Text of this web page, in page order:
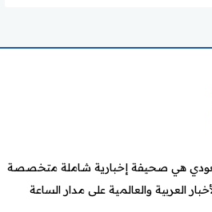
هي صحيفة إخبارية شاملة متخصصة
العربية والعالمية على مدار الساعة